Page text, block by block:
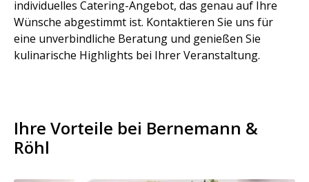
individuelles Catering-Angebot, das genau auf Ihre
Wünsche abgestimmt ist. Kontaktieren Sie uns für
eine unverbindliche Beratung und genießen Sie
kulinarische Highlights bei Ihrer Veranstaltung.
Ihre Vorteile bei Bernemann &
Röhl